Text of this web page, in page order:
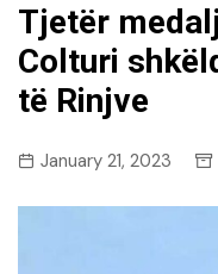
Tjetër
Colturi
të Rinjve
January 21, 2023